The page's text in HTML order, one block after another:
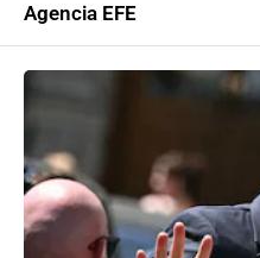
Agencia EFE